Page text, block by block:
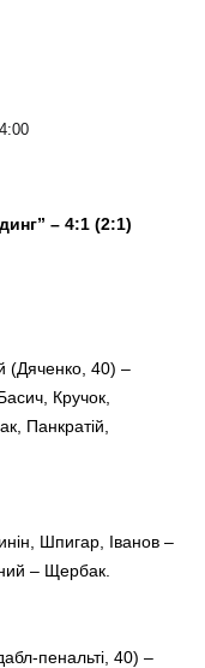
– 4:1 (2:1)
(Дяченко, 40) –
Кручок,
Панкратій,
Шпигар, Іванов –
– Щербак.
пенальті, 40) –